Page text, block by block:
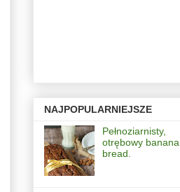
NAJPOPULARNIEJSZE
Pełnoziarnisty,
otrębowy banana
bread.